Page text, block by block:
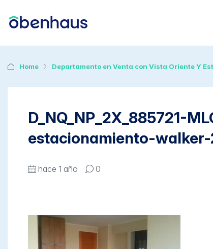
Home Departamento en Venta con Vista Oriente Y
D_NQ_NP_2X_885721-
estacionamiento-
hace 1 año 0